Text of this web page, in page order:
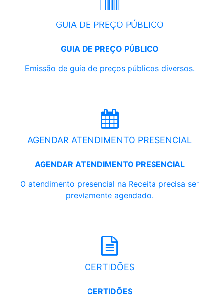
GUIA DE PREÇO PÚBLICO
GUIA DE PREÇO PÚBLICO
Emissão de guia de preços públicos diversos.
AGENDAR ATENDIMENTO PRESENCIAL
AGENDAR ATENDIMENTO PRESENCIAL
O atendimento presencial na Receita precisa ser
previamente agendado.
CERTIDÕES
CERTIDÕES